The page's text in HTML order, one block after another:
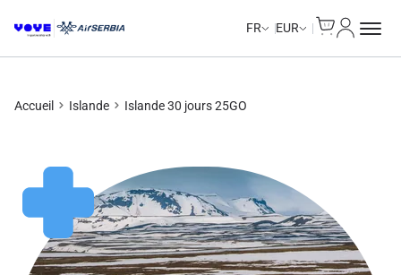
FR EUR
Accueil Islande Islande 30 jours 25GO